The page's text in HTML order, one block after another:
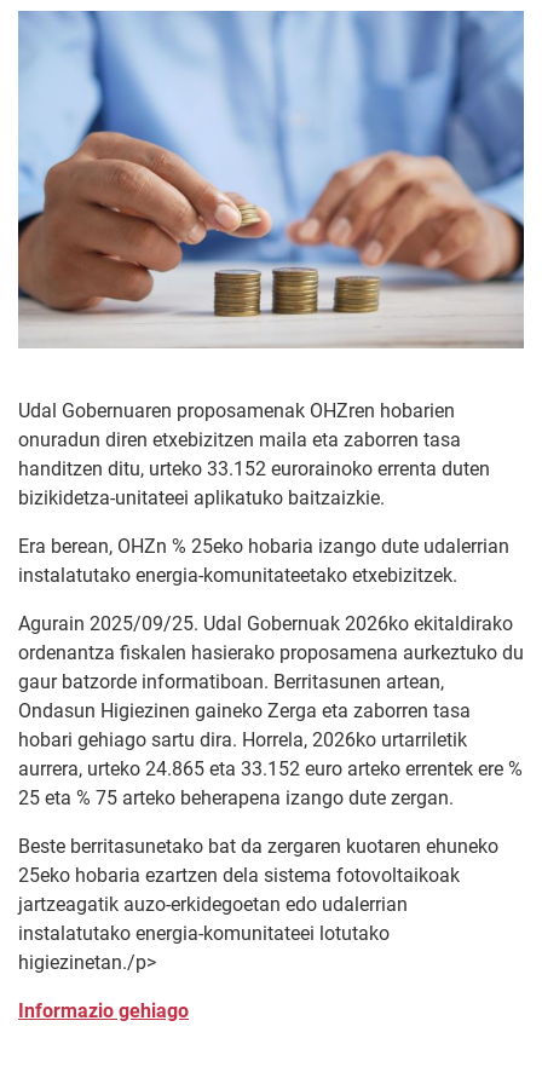
Udal Gobernuaren proposamenak OHZren hobarien
onuradun diren etxebizitzen maila eta zaborren tasa
handitzen ditu, urteko 33.152 eurorainoko errenta duten
bizikidetza-unitateei aplikatuko baitzaizkie.
Era berean, OHZn % 25eko hobaria izango dute udalerrian
instalatutako energia-komunitateetako etxebizitzek.
Agurain 2025/09/25. Udal Gobernuak 2026ko ekitaldirako
ordenantza fiskalen hasierako proposamena aurkeztuko du
gaur batzorde informatiboan. Berritasunen artean,
Ondasun Higiezinen gaineko Zerga eta zaborren tasa
hobari gehiago sartu dira. Horrela, 2026ko urtarriletik
aurrera, urteko 24.865 eta 33.152 euro arteko errentek ere %
25 eta % 75 arteko beherapena izango dute zergan.
Beste berritasunetako bat da zergaren kuotaren ehuneko
25eko hobaria ezartzen dela sistema fotovoltaikoak
jartzeagatik auzo-erkidegoetan edo udalerrian
instalatutako energia-komunitateei lotutako
higiezinetan./p>
Informazio gehiago